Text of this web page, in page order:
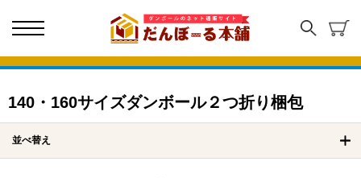
140・160サイズダンボール２つ折り梱包
並べ替え